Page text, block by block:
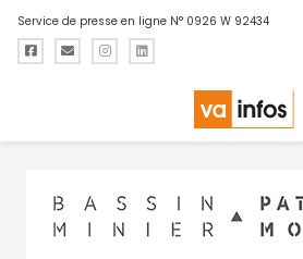
Service de presse en ligne N° 0926 W 92434